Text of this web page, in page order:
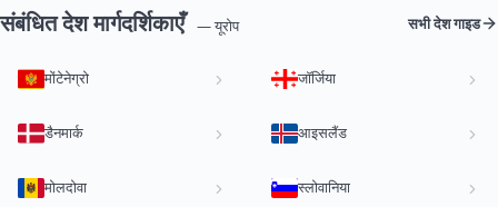
संबंधित देश मार्गदर्शिकाएँ — यूरोप सभी देश गाइड
मोंटेनेग्रो जॉर्जिया
डैनमार्क आइसलैंड
मोलदोवा स्लोवानिया